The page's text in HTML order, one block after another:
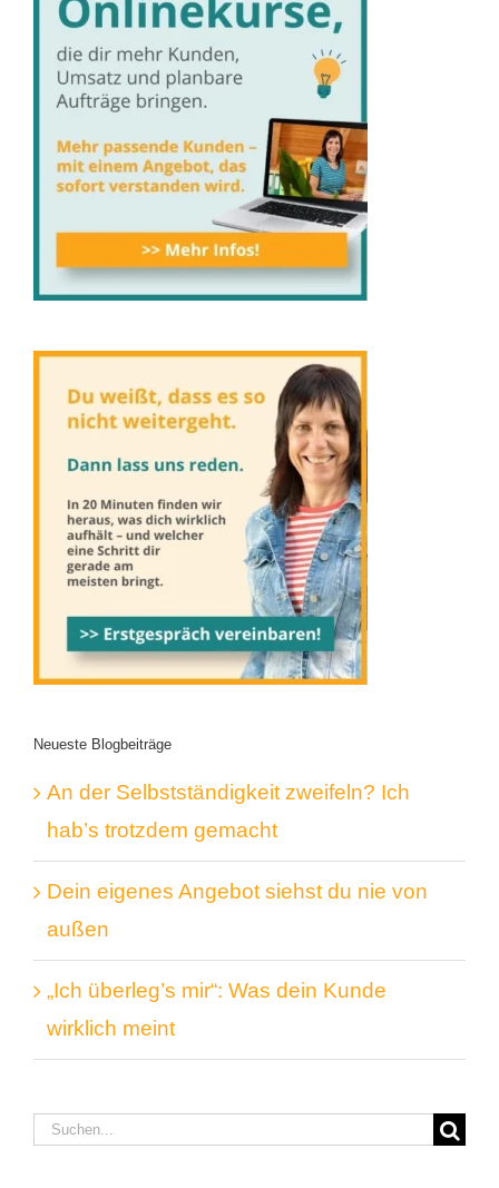
Neueste Blogbeiträge
An der Selbstständigkeit zweifeln? Ich
hab’s trotzdem gemacht
Dein eigenes Angebot siehst du nie von
außen
„Ich überleg’s mir“: Was dein Kunde
wirklich meint
Suche